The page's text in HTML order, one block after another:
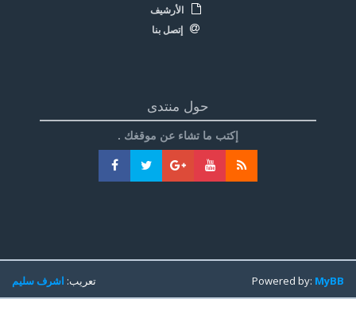
الأرشيف
إتصل بنا
حول منتدى
إكتب ما تشاء عن موقغك .
تعريب:اشرف سليم Powered by:MyBB